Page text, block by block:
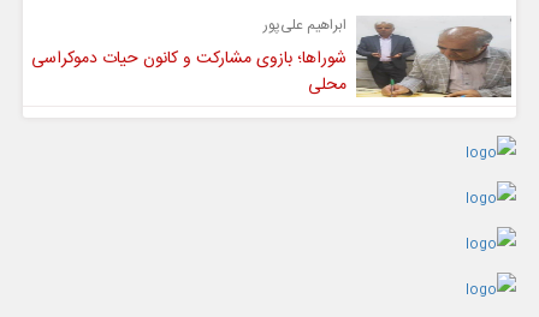
ابراهیم علی‌پور
شوراها؛ بازوی مشارکت و کانون حیات دموکراسی
محلی